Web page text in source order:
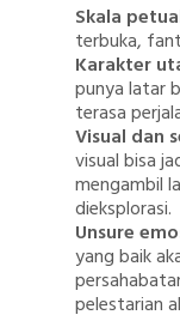
Skala
terbuka,
Karakter
punya latar
terasa
Visual dan
visual bisa
mengambil
dieksplorasi.
Unsure
yang baik
pelestarian